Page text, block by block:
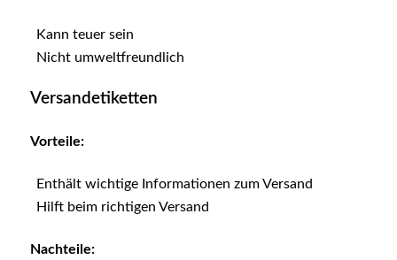
Kann teuer sein
Nicht umweltfreundlich
Versandetiketten
Vorteile:
Enthält wichtige Informationen zum Versand
Hilft beim richtigen Versand
Nachteile: